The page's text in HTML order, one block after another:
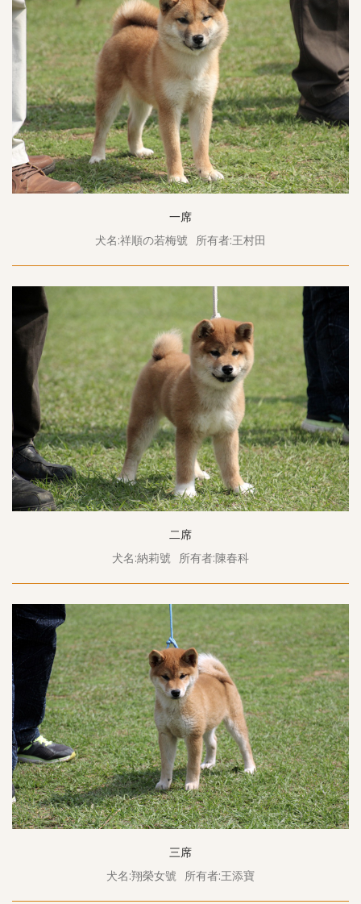
一席
犬名:祥順の若梅號 所有者:王村田
二席
犬名:納莉號 所有者:陳春科
三席
犬名:翔榮女號 所有者:王添寶